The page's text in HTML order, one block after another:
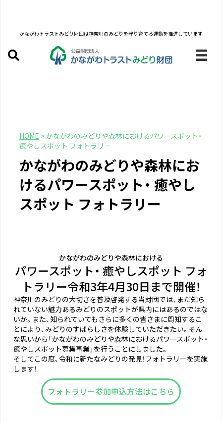
かながわトラストみどり財団は神奈川のみどりを守り育てる運動を推進しています
HOME >かながわのみどりや森林におけるパワースポット・
癒やしスポット フォトラリー
かながわのみどりや森林にお
けるパワースポット・ 癒やし
スポット フォトラリー
かながわのみどりや森林における
パワースポット・ 癒やしスポット フォ
トラリー令和3年4月30日まで開催！
神奈川のみどりの大切さを普及啓発する当財団では、まだ知ら
れていない魅力あるみどりのスポットが県内にはあるのではな
いか。また、知られていてもさらに多くの皆さまに周知するこ
とにより、みどりのすばらしさを体験していただきたい。そん
な思いから「かながわのみどりや森林におけるパワースポット・
癒やしスポット募集事業」を行うことにしました。
そしてこの度、令和に新たなみどりの発見！フォトラリーを実施
します！
フォトラリー参加申込方法はこちら